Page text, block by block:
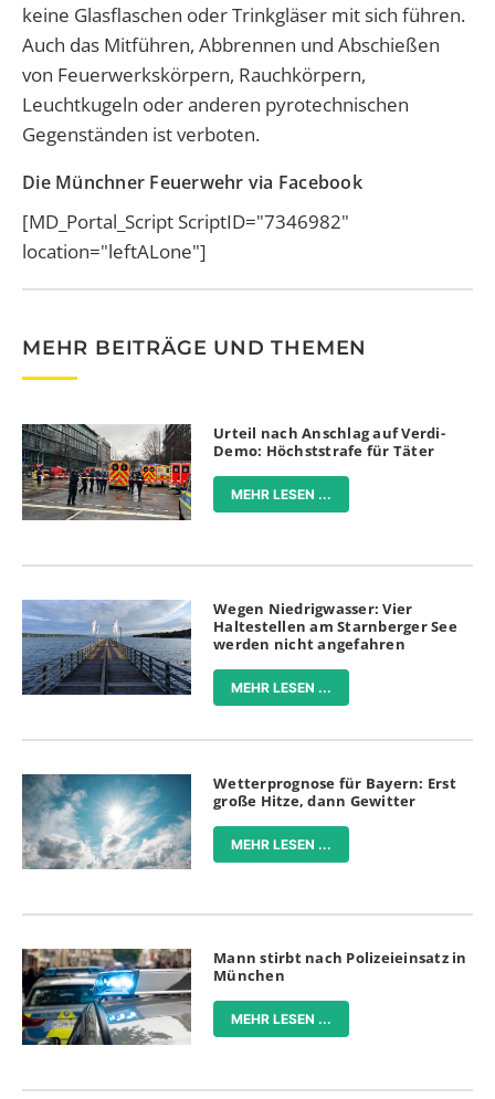
keine Glasflaschen oder Trinkgläser mit sich führen.
Auch das Mitführen, Abbrennen und Abschießen
von Feuerwerkskörpern, Rauchkörpern,
Leuchtkugeln oder anderen pyrotechnischen
Gegenständen ist verboten.
Die Münchner Feuerwehr via Facebook
[MD_Portal_Script ScriptID="7346982"
location="leftALone"]
MEHR BEITRÄGE UND THEMEN
Urteil nach Anschlag auf Verdi-
Demo: Höchststrafe für Täter
MEHR LESEN ...
Wegen Niedrigwasser: Vier
Haltestellen am Starnberger See
werden nicht angefahren
MEHR LESEN ...
Wetterprognose für Bayern: Erst
große Hitze, dann Gewitter
MEHR LESEN ...
Mann stirbt nach Polizeieinsatz in
München
MEHR LESEN ...